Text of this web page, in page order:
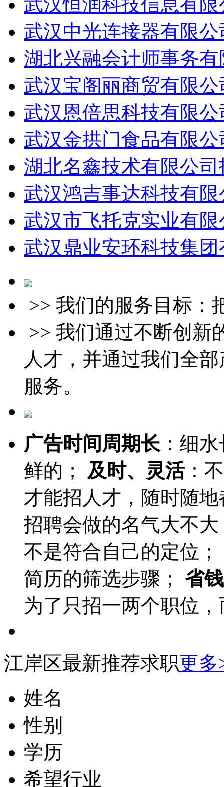
武汉恒润科技信息有
武汉中光连接器有限
湖北兴融会计师事务
武汉宝阁丽商贸有限
武汉恩倍思科技有限
武汉金拱门食品有限
湖北名鑫技术有限公
武汉鸿吉事达科技有
武汉市飞托克实业有
武汉鼎业安环科技集
>> 我们的服务目标：
>> 我们通过不断创新
人才，并通过我们全
服务。
广告时间周期长 ：细
鲜的； 及时、灵活：
才能招人才，随时随
招聘会做的名气大不
不是符合自己的定位；
简历的筛选步骤； 省
为了只招一两个职位
江岸区最新推荐求职更多
姓名
性别
学历
希望行业